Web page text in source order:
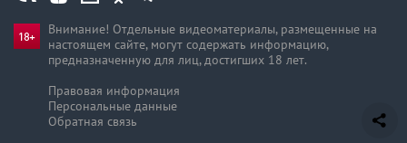
Внимание! Отдельные видеоматериалы, размещенные на
настоящем сайте, могут содержать информацию,
предназначен­ную для лиц, достигших 18 лет.
Правовая информация
Персональные данные
Обратная связь